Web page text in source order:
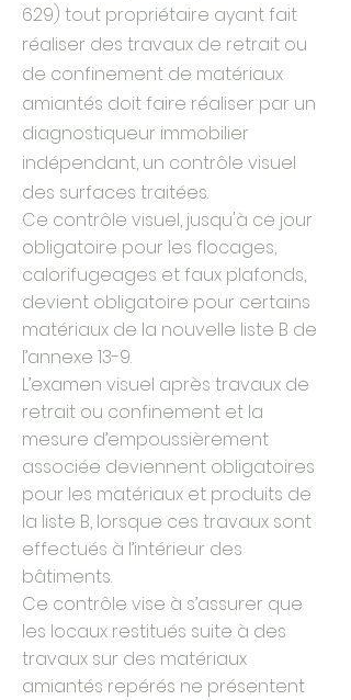
629) tout propriétaire ayant fait
réaliser des travaux de retrait ou
de confinement de matériaux
amiantés doit faire réaliser par un
diagnostiqueur immobilier
indépendant, un contrôle visuel
des surfaces traitées.
Ce contrôle visuel, jusqu'à ce jour
obligatoire pour les flocages,
calorifugeages et faux plafonds,
devient obligatoire pour certains
matériaux de la nouvelle liste B de
l’annexe 13-9.
L’examen visuel après travaux de
retrait ou confinement et la
mesure d’empoussièrement
associée deviennent obligatoires
pour les matériaux et produits de
la liste B, lorsque ces travaux sont
effectués à l’intérieur des
bâtiments.
Ce contrôle vise à s’assurer que
les locaux restitués suite à des
travaux sur des matériaux
amiantés repérés ne présentent